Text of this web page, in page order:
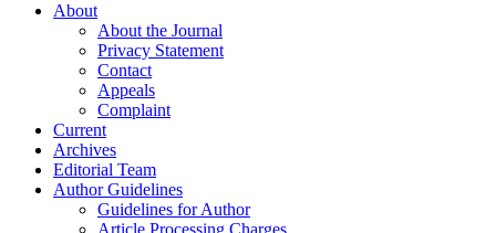
About
About the Journal
Privacy Statement
Contact
Appeals
Complaint
Current
Archives
Editorial Team
Author Guidelines
Guidelines for Author
Article Processing Charges